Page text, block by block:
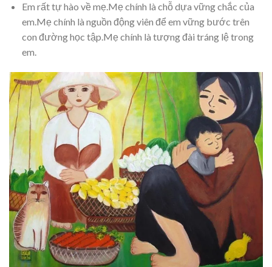
Em rất tự hào về mẹ.Mẹ chính là chỗ dựa vững chắc của
em.Mẹ chính là nguồn động viên để em vững bước trên
con đường học tập.Mẹ chính là tượng đài tráng lệ trong
em.